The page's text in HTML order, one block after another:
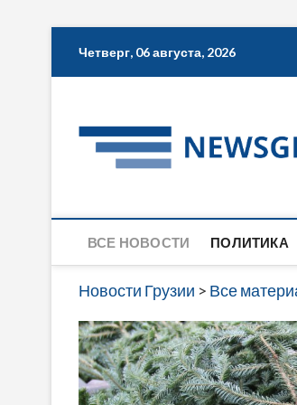
Четверг, 06 августа, 2026
ВСЕ НОВОСТИ ПОЛИТИКА
Новости Грузии > Все